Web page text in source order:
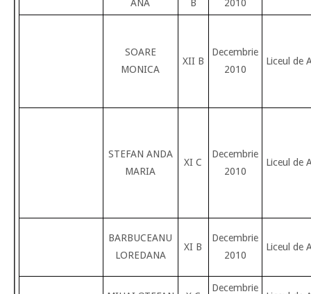
ANA
B
2010
SOARE
MONICA
XII B
Decembrie
2010
Liceul de
STEFAN ANDA
MARIA
XI C
Decembrie
2010
Liceul de
BARBUCEANU
LOREDANA
XI B
Decembrie
2010
Liceul de
Decembrie